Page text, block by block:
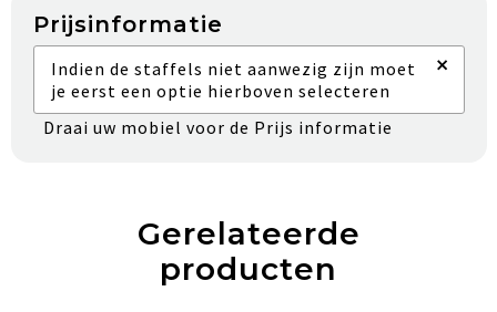
Prijsinformatie
Indien de staffels niet aanwezig zijn moet
je eerst een optie hierboven selecteren
×
Draai uw mobiel voor de Prijs informatie
Gerelateerde
producten